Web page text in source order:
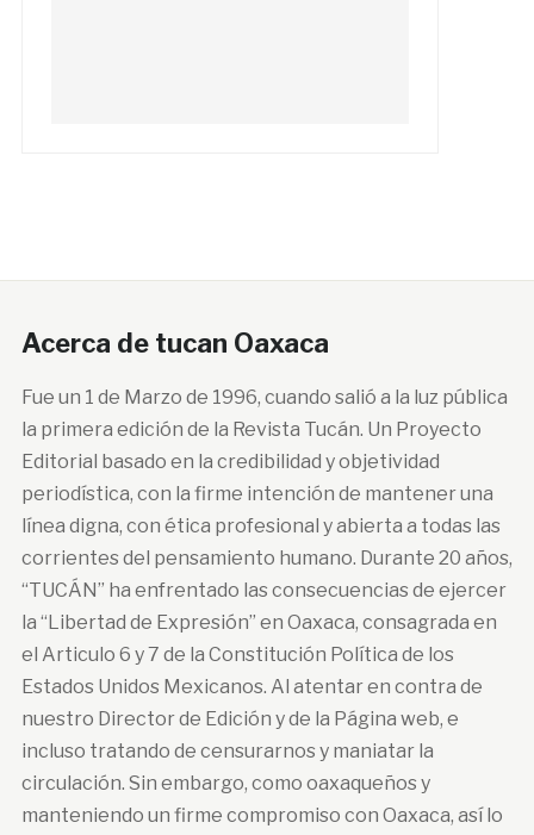
Acerca de tucan Oaxaca
Fue un 1 de Marzo de 1996, cuando salió a la luz pública
la primera edición de la Revista Tucán. Un Proyecto
Editorial basado en la credibilidad y objetividad
periodística, con la firme intención de mantener una
línea digna, con ética profesional y abierta a todas las
corrientes del pensamiento humano. Durante 20 años,
“TUCÁN” ha enfrentado las consecuencias de ejercer
la “Libertad de Expresión” en Oaxaca, consagrada en
el Articulo 6 y 7 de la Constitución Política de los
Estados Unidos Mexicanos. Al atentar en contra de
nuestro Director de Edición y de la Página web, e
incluso tratando de censurarnos y maniatar la
circulación. Sin embargo, como oaxaqueños y
manteniendo un firme compromiso con Oaxaca, así lo